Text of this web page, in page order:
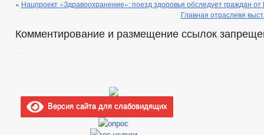
« Нацпроект «Здравоохранение»: поезд здоровья обследует граждан
Главная отраслевя
Комментирование и размещение ссылок
Версия сайта для слабовидящих